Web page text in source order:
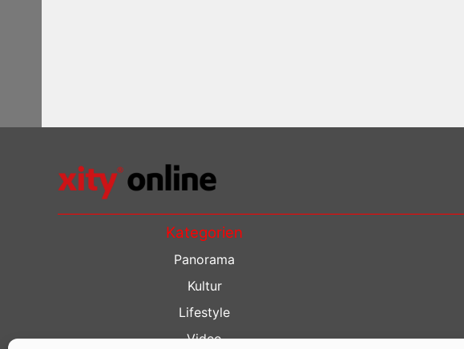
Kategorien
Panorama
Kultur
Lifestyle
Video